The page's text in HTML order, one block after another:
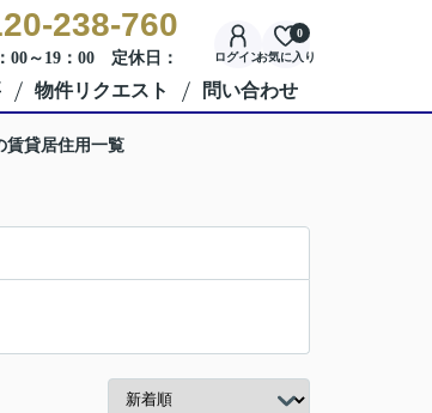
238-760
00～19：00 定休日： ログインお気に入り
0
物件リクエスト 問い合わせ
賃貸居住用一覧